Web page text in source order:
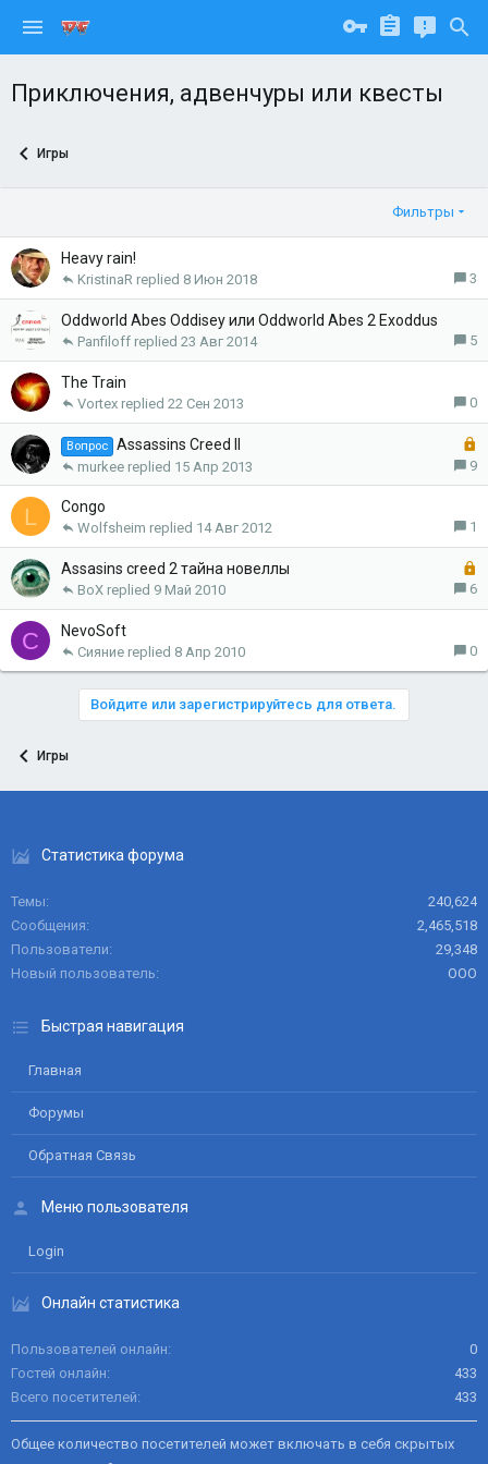
Приключения, адвенчуры или квесты
Игры
Фильтры
Heavy rain!
3
8 Июн 2018
KristinaR
Oddworld Abes Oddisey или Oddworld Abes 2 Exoddus
5
23 Авг 2014
Panfiloff
The Train
0
22 Сен 2013
Vortex
а
к
т
Вопрос Assassins Creed II
9
15 Апр 2013
murkee
L Congo
1
14 Авг 2012
Wolfsheim
а
к
ы
т
Assasins creed 2 тайна новеллы
6
9 Май 2010
BoX
С NevoSoft
0
8 Апр 2010
Сияние
Войдите или зарегистрируйтесь для ответа.
Игры
Статистика форума
Темы
240,624
Сообщения
2,465,518
Пользователи
29,348
Новый пользователь
ООО
Быстрая навигация
Главная
Форумы
Обратная Связь
Меню пользователя
Login
Онлайн статистика
Пользователей онлайн
0
Гостей онлайн
433
Всего посетителей
433
Общее количество посетителей может включать в себя скрытых